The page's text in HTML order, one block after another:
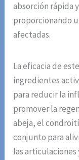
absorción rápida
proporcionando
afectadas.
La eficacia de
ingredientes
para reducir la
promover la
abeja, el
conjunto para
las